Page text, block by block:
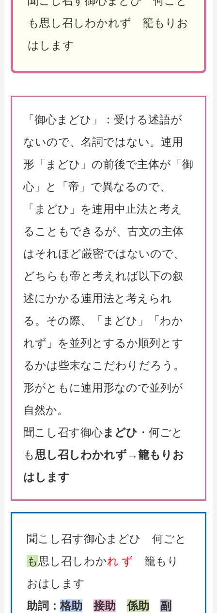
も思し召しわかれず 籠もりお
はします
「御心まどひ」：受ける述語が
ないので、名詞ではない。連用
形「まどひ」の前後で主体が「御
心」と「帝」で異なるので、
「まどひ」を連用中止法と考え
ることもできるが、古文の主体
はそれほど厳密ではないので、
どちらも帝と考えれば以下の叙
述にかかる連用法と考えられ
る。その際、「まどひ」「わか
れず」を並列とするか順列とす
るかは些末なこだわりだろう。
形がともに連用形なので並列が
自然か。
聞こし召す御心まどひ ・何ごと
も思し召しわかれず→籠もりお
はします
聞こし召す御心まどひ 何ごと
も思し召しわかれ ず 籠もり
おはします
助詞：格助 接助 係助
副